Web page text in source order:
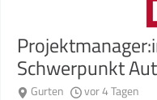
Schwerpunkt
Gurten vor 4 Tagen